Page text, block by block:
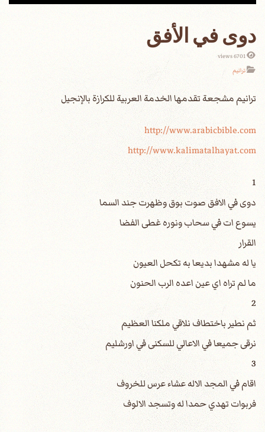
دوى في الأفق
6701 views
ترانيم
http://www.arabicbible.com
http://www.kalimatalhayat.com
1
دوى في الافق صوت بوق وظهرت جند السما
يسوع ات في سحاب ونوره غطى الفضا
القرار
يا له مشهدا بديعا به تكحل العيون
ما لم تراه اي عين اعده الرب الحنون
2
ثم نطير باختطاف نلاقي ملكنا العظيم
نرقى جميعا في الاعالي للسكنى في اورشليم
3
اقام في المجد الاله عشاء عرس للخروف
فربوات تهدي حمدا له وتسجد الالوف